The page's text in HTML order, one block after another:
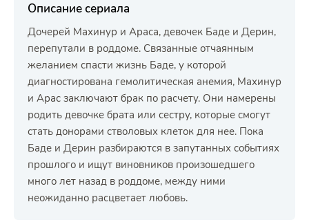
Описание сериала
Дочерей Махинур и Араса, девочек Баде и Дерин,
перепутали в роддоме. Связанные отчаянным
желанием спасти жизнь Баде, у которой
диагностирована гемолитическая анемия, Махинур
и Арас заключают брак по расчету. Они намерены
родить девочке брата или сестру, которые смогут
стать донорами стволовых клеток для нее. Пока
Баде и Дерин разбираются в запутанных событиях
прошлого и ищут виновников произошедшего
много лет назад в роддоме, между ними
неожиданно расцветает любовь.